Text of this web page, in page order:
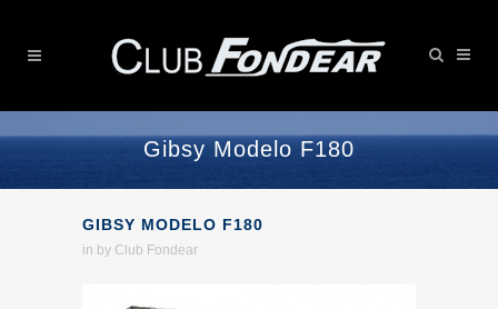
Gibsy Modelo F180
GIBSY MODELO F180
in by Club Fondear